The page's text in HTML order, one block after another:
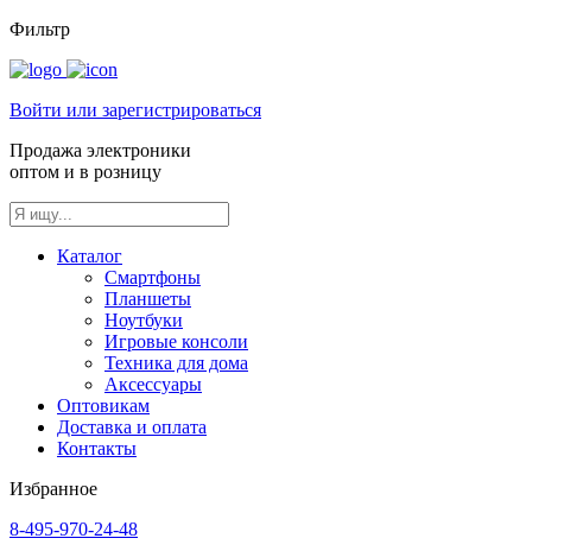
Фильтр
Войти или зарегистрироваться
Продажа электроники
оптом и в розницу
Каталог
Смартфоны
Планшеты
Ноутбуки
Игровые консоли
Техника для дома
Аксессуары
Оптовикам
Доставка и оплата
Контакты
Избранное
8-495-970-24-48